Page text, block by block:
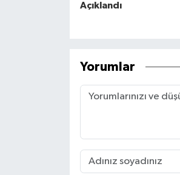
Açıklandı
Yorumlar